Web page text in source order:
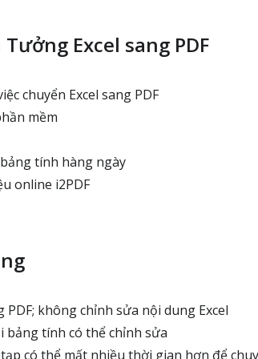
Excel sang PDF
chuyển Excel sang PDF
mềm
tính hàng ngày
online i2PDF
PDF; không chỉnh sửa nội dung Excel
bảng tính có thể chỉnh sửa
có thể mất nhiều thời gian hơn để